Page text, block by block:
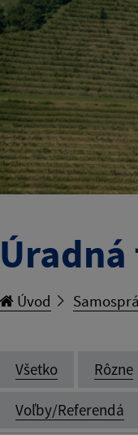
Úvod
Všetko Rôzne
Voľby/Referendá